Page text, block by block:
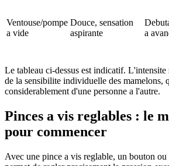
Ventouse/pompe
a vide
Douce, sensation
aspirante
a
Le tableau ci-dessus est indicatif. L'intensite
de la sensibilite individuelle des mamelons,
considerablement d'une personne a l'autre.
Pinces a vis reglables : le
pour commencer
Avec une pince a vis reglable, un bouton